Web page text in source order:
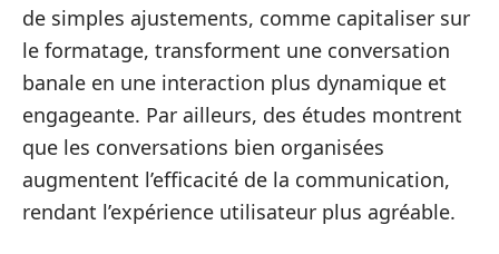
de simples ajustements, comme capitaliser sur
le formatage, transforment une conversation
banale en une interaction plus dynamique et
engageante. Par ailleurs, des études montrent
que les conversations bien organisées
augmentent l’efficacité de la communication,
rendant l’expérience utilisateur plus agréable.